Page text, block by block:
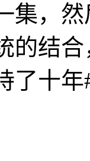
集，
的结
了十年